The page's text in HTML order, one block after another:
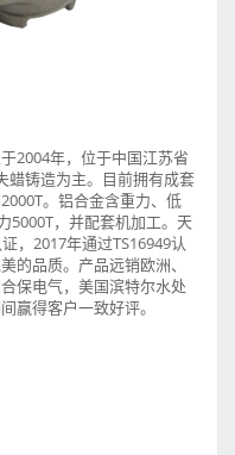
2004年，位于中国江苏省
蜡铸造为主。目前拥有成套
。铝合金含重力、低
5000T，并配套机加工。天
，2017年通过TS16949认
的品质。产品远销欧洲、
保电气，美国滨特尔水处
赢得客户一致好评。